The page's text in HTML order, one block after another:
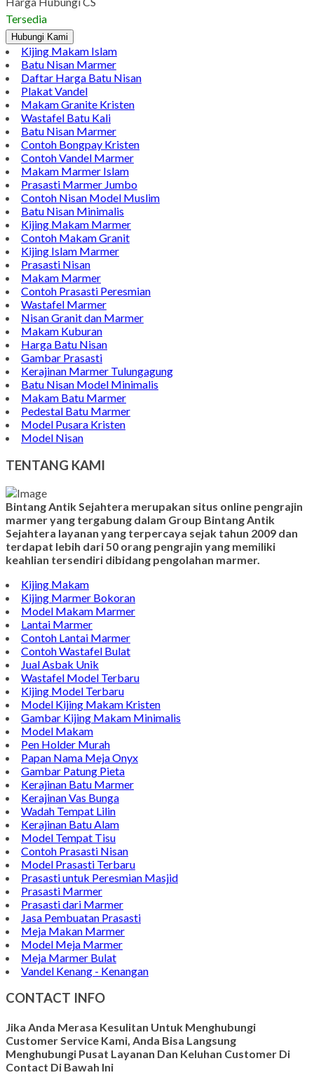
Tersedia
Hubungi Kami
Kijing Makam Islam
Batu Nisan Marmer
Daftar Harga Batu Nisan
Plakat Vandel
Makam Granite Kristen
Wastafel Batu Kali
Batu Nisan Marmer
Contoh Bongpay Kristen
Contoh Vandel Marmer
Makam Marmer Islam
Prasasti Marmer Jumbo
Contoh Nisan Model Muslim
Batu Nisan Minimalis
Kijing Makam Marmer
Contoh Makam Granit
Kijing Islam Marmer
Prasasti Nisan
Makam Marmer
Contoh Prasasti Peresmian
Wastafel Marmer
Nisan Granit dan Marmer
Makam Kuburan
Harga Batu Nisan
Gambar Prasasti
Kerajinan Marmer Tulungagung
Batu Nisan Model Minimalis
Makam Batu Marmer
Pedestal Batu Marmer
Model Pusara Kristen
Model Nisan
TENTANG KAMI
Bintang Antik Sejahtera merupakan situs online pengrajin
marmer yang tergabung dalam Group Bintang Antik
Sejahtera layanan yang terpercaya sejak tahun 2009 dan
terdapat lebih dari 50 orang pengrajin yang memiliki
keahlian tersendiri dibidang pengolahan marmer.
Kijing Makam
Kijing Marmer Bokoran
Model Makam Marmer
Lantai Marmer
Contoh Lantai Marmer
Contoh Wastafel Bulat
Jual Asbak Unik
Wastafel Model Terbaru
Kijing Model Terbaru
Model Kijing Makam Kristen
Gambar Kijing Makam Minimalis
Model Makam
Pen Holder Murah
Papan Nama Meja Onyx
Gambar Patung Pieta
Kerajinan Batu Marmer
Kerajinan Vas Bunga
Wadah Tempat Lilin
Kerajinan Batu Alam
Model Tempat Tisu
Contoh Prasasti Nisan
Model Prasasti Terbaru
Prasasti untuk Peresmian Masjid
Prasasti Marmer
Prasasti dari Marmer
Jasa Pembuatan Prasasti
Meja Makan Marmer
Model Meja Marmer
Meja Marmer Bulat
Vandel Kenang - Kenangan
CONTACT INFO
Jika Anda Merasa Kesulitan Untuk Menghubungi
Customer Service Kami, Anda Bisa Langsung
Menghubungi Pusat Layanan Dan Keluhan Customer Di
Contact Di Bawah Ini